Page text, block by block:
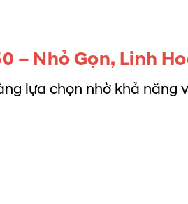
– Nhỏ Gọn, Linh
lựa chọn nhờ khả